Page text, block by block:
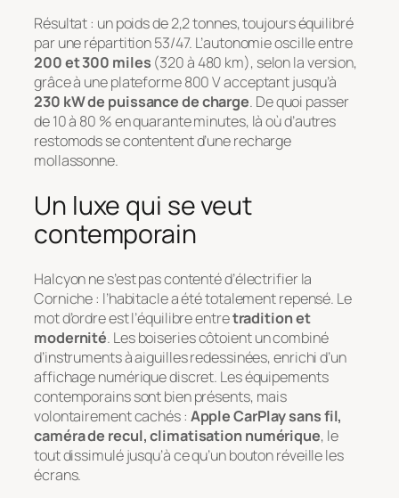
Résultat : un poids de 2,2 tonnes, toujours équilibré
par une répartition 53/47. L’autonomie oscille entre
200 et 300 miles (320 à 480 km), selon la version,
grâce à une plateforme 800 V acceptant jusqu’à
230 kW de puissance de charge. De quoi passer
de 10 à 80 % en quarante minutes, là où d’autres
restomods se contentent d’une recharge
mollassonne.
Un luxe qui se veut
contemporain
Halcyon ne s’est pas contenté d’électrifier la
Corniche : l’habitacle a été totalement repensé. Le
mot d’ordre est l’équilibre entretradition et
modernité. Les boiseries côtoient un combiné
d’instruments à aiguilles redessinées, enrichi d’un
affichage numérique discret. Les équipements
contemporains sont bien présents, mais
volontairement cachés : Apple CarPlay sans fil,
caméra de recul, climatisation numérique, le
tout dissimulé jusqu’à ce qu’un bouton réveille les
écrans.